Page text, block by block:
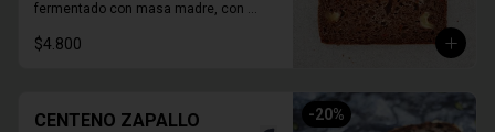
fermentado con masa madre, con
un toque de melaza.
$4.800
-20%
CENTENO ZAPALLO